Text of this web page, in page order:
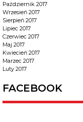
Październik 2017
Wrzesień 2017
Sierpień 2017
Lipiec 2017
Czerwiec 2017
Maj 2017
Kwiecień 2017
Marzec 2017
Luty 2017
FACEBOOK